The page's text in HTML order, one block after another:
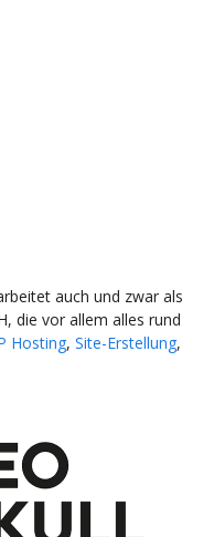
auch und zwar als
die vor allem alles rund
Hosting, Site-Erstellung,